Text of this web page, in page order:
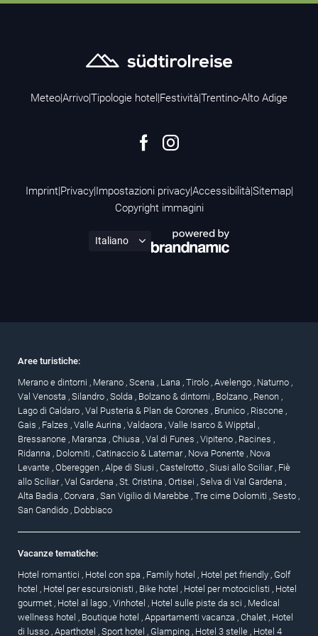
Meteo|Arrivo|Tipologie hotel |Festività|Trentino-Alto Adige
Imprint|Privacy|Impostazioni privacy|Accessibilità|Sitemap|
Copyright immagini
Aree turistiche:
Merano e dintorni , Merano , Scena , Lana , Tirolo , Avelengo , Naturno ,
Val Venosta , Silandro , Solda , Bolzano & dintorni , Bolzano , Renon ,
Lago di Caldaro , Val Pusteria & Plan de Corones , Brunico , Riscone ,
Gais , Falzes , Valle Aurina , Valdaora , Valle Isarco & Wipptal ,
Bressanone , Maranza , Chiusa , Val di Funes , Vipiteno , Racines ,
Ridanna , Dolomiti , Catinaccio & Latemar , Nova Ponente , Nova
Levante , Obereggen , Alpe di Siusi , Castelrotto , Siusi allo Sciliar , Fiè
allo Sciliar , Val Gardena , St. Cristina , Ortisei , Selva di Val Gardena ,
Alta Badia , Corvara , San Vigilio di Marebbe , Tre cime Dolomiti , Sesto ,
San Candido , Dobbiaco
Vacanze tematiche:
Hotel romantici , Hotel con spa , Family hotel , Hotel pet friendly , Golf
hotel , Hotel per escursionisti , Bike hotel , Hotel per motociclisti , Hotel
gourmet , Hotel al lago , Vinhotel , Hotel sulle piste da sci , Medical
wellness hotel , Boutique hotel , Appartamenti vacanza , Chalet , Hotel
di lusso , Aparthotel , Sport hotel , Glamping , Hotel 3 stelle , Hotel 4